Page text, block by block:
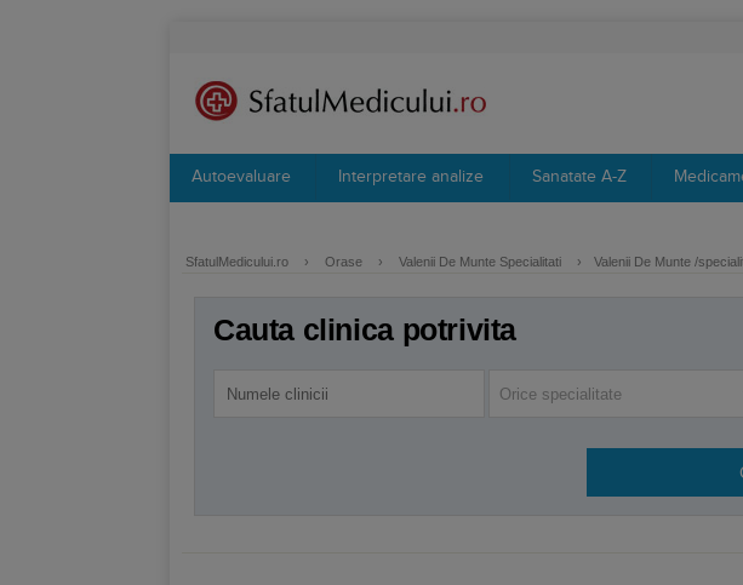
Autoevaluare Interpretare analize Sanatate A-Z
SfatulMedicului.ro › Orase › Valenii De Munte Specialitati › Valenii De Munte /
Cauta clinica potrivita
Orice specialitate